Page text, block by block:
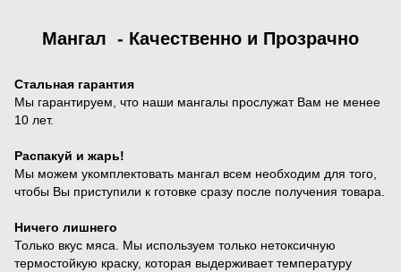
Мангал - Качественно и Прозрачно
Стальная гарантия
Мы гарантируем, что наши мангалы прослужат Вам не менее
10 лет.
Распакуй и жарь!
Мы можем укомплектовать мангал всем необходим для того,
чтобы Вы приступили к готовке сразу после получения товара.
Ничего лишнего
Только вкус мяса. Мы используем только нетоксичную
термостойкую краску, которая выдерживает температуру